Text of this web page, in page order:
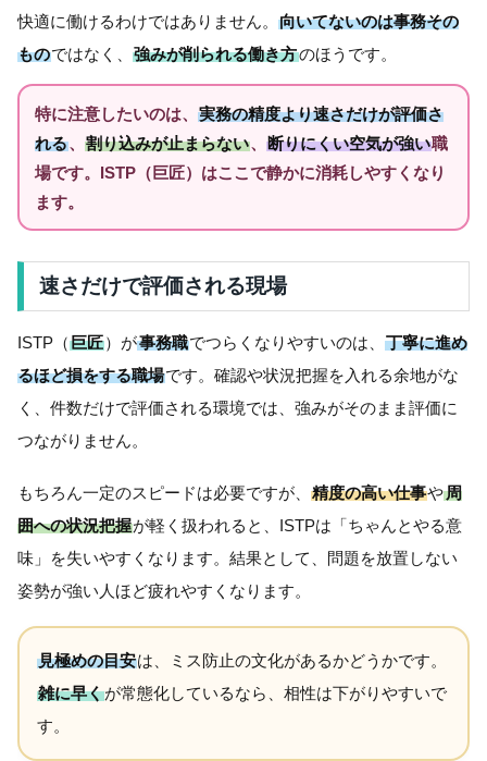
快適に働けるわけではありません。 向いてないのは事務その
ものではなく、強みが削られる働き方のほうです。
特に注意したいのは、 実務の精度より速さだけが評価さ
れる、 割り込みが止まらない、断りにくい空気が強い職
場です。ISTP（巨匠）はここで静かに消耗しやすくなり
ます。
速さだけで評価される現場
ISTP（巨匠）が事務職でつらくなりやすいのは、 丁寧に進め
るほど損をする職場です。確認や状況把握を入れる余地がな
く、件数だけで評価される環境では、強みがそのまま評価に
つながりません。
もちろん一定のスピードは必要ですが、 精度の高い仕事や周
囲への状況把握が軽く扱われると、ISTPは「ちゃんとやる意
味」を失いやすくなります。結果として、問題を放置しない
姿勢が強い人ほど疲れやすくなります。
見極めの目安は、ミス防止の文化があるかどうかです。
雑に早くが常態化しているなら、相性は下がりやすいで
す。